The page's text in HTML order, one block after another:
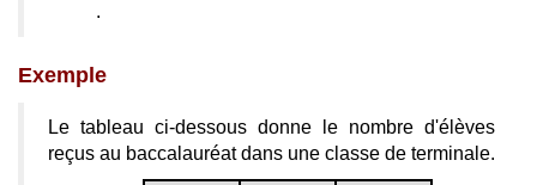
.
Exemple
Le tableau ci-dessous donne le nombre d'élèves
reçus au baccalauréat dans une classe de terminale.